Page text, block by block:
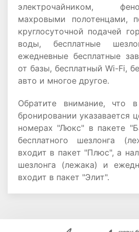
электрочайником,
махровыми полотенцами,
круглосуточной подачей
воды, бесплатные
ежедневные бесплатные
от базы, бесплатный Wi-Fi,
авто и многое другое.
Обратите внимание, что
бронировании указавается
номерах "Люкс" в пакете
бесплатного шезлонга
входит в пакет "Плюс", а
шезлонга (лежака) и
входит в пакет "Элит".